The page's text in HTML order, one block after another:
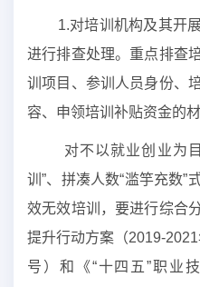
1.对培训机构及其开展
进行排查处理。重点排查
训项目、参训人员身份、
容、申领培训补贴资金的
对不以就业创业为目
训”、拼凑人数“滥竽充数”
效无效培训，要进行综合
提升行动方案（2019-
号）和《“十四五”职业